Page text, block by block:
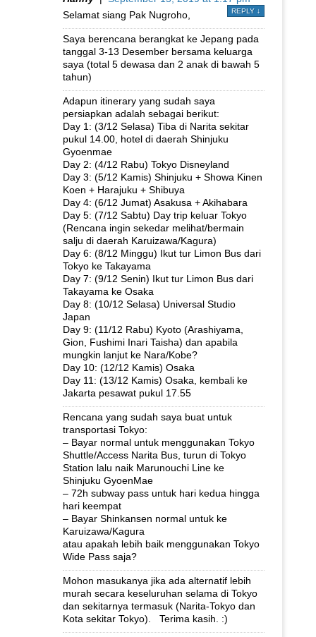
REPLY ↓
Selamat siang Pak Nugroho,
Saya berencana berangkat ke Jepang pada
tanggal 3-13 Desember bersama keluarga
saya (total 5 dewasa dan 2 anak di bawah 5
tahun)
Adapun itinerary yang sudah saya
persiapkan adalah sebagai berikut:
Day 1: (3/12 Selasa) Tiba di Narita sekitar
pukul 14.00, hotel di daerah Shinjuku
Gyoenmae
Day 2: (4/12 Rabu) Tokyo Disneyland
Day 3: (5/12 Kamis) Shinjuku + Showa Kinen
Koen + Harajuku + Shibuya
Day 4: (6/12 Jumat) Asakusa + Akihabara
Day 5: (7/12 Sabtu) Day trip keluar Tokyo
(Rencana ingin sekedar melihat/bermain
salju di daerah Karuizawa/Kagura)
Day 6: (8/12 Minggu) Ikut tur Limon Bus dari
Tokyo ke Takayama
Day 7: (9/12 Senin) Ikut tur Limon Bus dari
Takayama ke Osaka
Day 8: (10/12 Selasa) Universal Studio
Japan
Day 9: (11/12 Rabu) Kyoto (Arashiyama,
Gion, Fushimi Inari Taisha) dan apabila
mungkin lanjut ke Nara/Kobe?
Day 10: (12/12 Kamis) Osaka
Day 11: (13/12 Kamis) Osaka, kembali ke
Jakarta pesawat pukul 17.55
Rencana yang sudah saya buat untuk
transportasi Tokyo:
– Bayar normal untuk menggunakan Tokyo
Shuttle/Access Narita Bus, turun di Tokyo
Station lalu naik Marunouchi Line ke
Shinjuku GyoenMae
– 72h subway pass untuk hari kedua hingga
hari keempat
– Bayar Shinkansen normal untuk ke
Karuizawa/Kagura
atau apakah lebih baik menggunakan Tokyo
Wide Pass saja?
Mohon masukanya jika ada alternatif lebih
murah secara keseluruhan selama di Tokyo
dan sekitarnya termasuk (Narita-Tokyo dan
Kota sekitar Tokyo). Terima kasih. :)